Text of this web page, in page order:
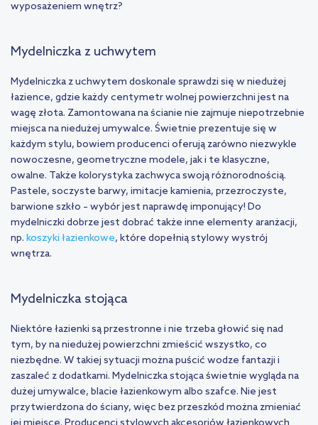
wyposażeniem wnętrz?
Mydelniczka z uchwytem
Mydelniczka z uchwytem doskonale sprawdzi się w niedużej
łazience, gdzie każdy centymetr wolnej powierzchni jest na
wagę złota. Zamontowana na ścianie nie zajmuje niepotrzebnie
miejsca na niedużej umywalce. Świetnie prezentuje się w
każdym stylu, bowiem producenci oferują zarówno niezwykle
nowoczesne, geometryczne modele, jak i te klasyczne,
owalne. Także kolorystyka zachwyca swoją różnorodnością.
Pastele, soczyste barwy, imitacje kamienia, przezroczyste,
barwione szkło – wybór jest naprawdę imponujący! Do
mydelniczki dobrze jest dobrać także inne elementy aranżacji,
np. koszyki łazienkowe, które dopełnią stylowy wystrój
wnętrza.
Mydelniczka stojąca
Niektóre łazienki są przestronne i nie trzeba głowić się nad
tym, by na niedużej powierzchni zmieścić wszystko, co
niezbędne. W takiej sytuacji można puścić wodze fantazji i
zaszaleć z dodatkami. Mydelniczka stojąca świetnie wygląda na
dużej umywalce, blacie łazienkowym albo szafce. Nie jest
przytwierdzona do ściany, więc bez przeszkód można zmieniać